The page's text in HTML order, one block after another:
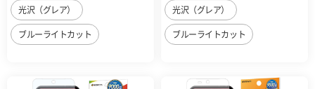
光沢（グレア）
ブルーライトカット
光沢（グレア）
ブルーライトカット